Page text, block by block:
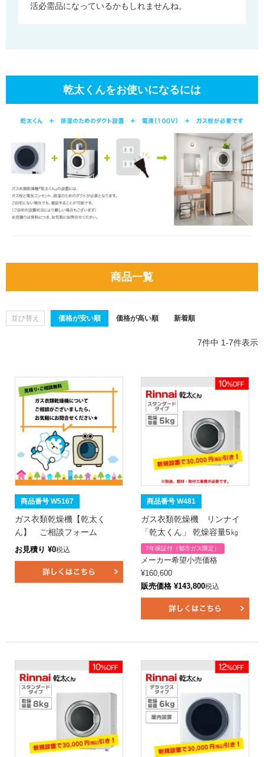
活必需品になっているかもしれませんね。
乾太くんをお使いになるには
商品一覧
並び替え 価格が安い順 価格が高い順 新着順
7件中 1-7件表示
商品番号 W5167
ガス衣類乾燥機【乾太く
ん】 ご相談フォーム
お見積り ¥0税込
商品番号 W481
ガス衣類乾燥機 リンナイ
「乾太くん」 乾燥容量5㎏
7年保証付（都市ガス限定）
メーカー希望小売価格
¥160,600
販売価格 ¥143,800税込